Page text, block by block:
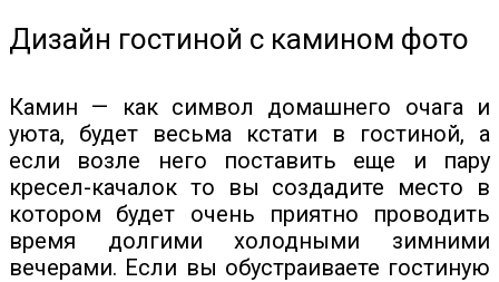
Дизайн гостиной с камином фото
Камин — как символ домашнего очага и
уюта, будет весьма кстати в гостиной, а
если возле него поставить еще и пару
кресел-качалок то вы создадите место в
котором будет очень приятно проводить
время долгими холодными зимними
вечерами. Если вы обустраиваете гостиную